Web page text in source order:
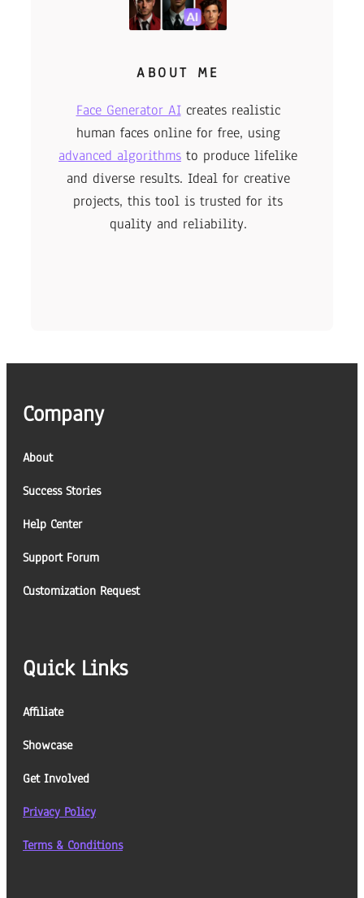
ABOUT ME
Face Generator AIcreates realistic
human faces online for free, using
advanced algorithms to produce lifelike
and diverse results. Ideal for creative
projects, this tool is trusted for its
quality and reliability.
Company
About
Success Stories
Help Center
Support Forum
Customization Request
Quick Links
Affiliate
Showcase
Get Involved
Privacy Policy
Terms & Conditions